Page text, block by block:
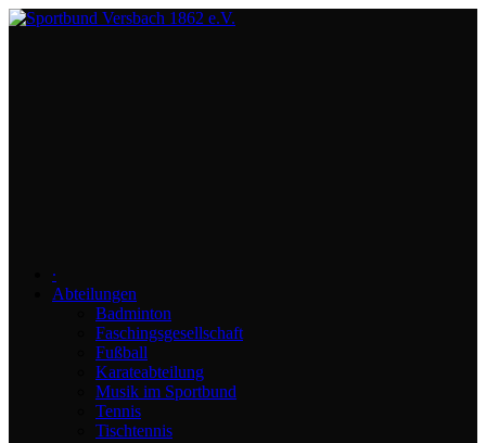
∙
Abteilungen
Badminton
Faschingsgesellschaft
Fußball
Karateabteilung
Musik im Sportbund
Tennis
Tischtennis